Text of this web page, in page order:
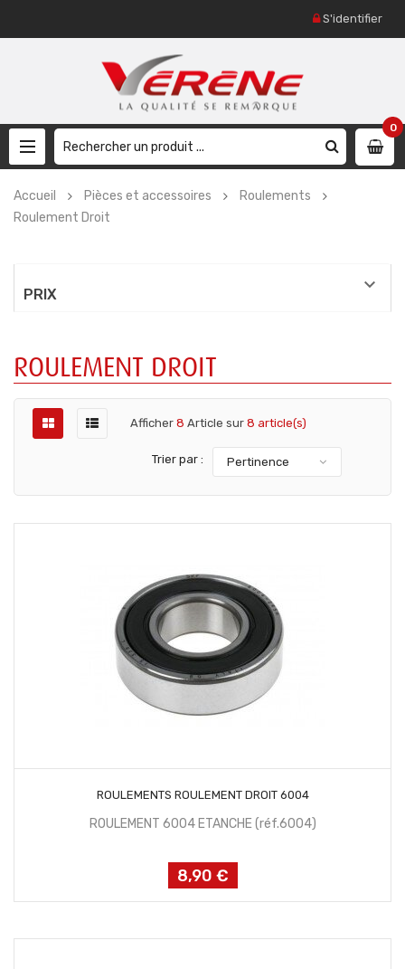
S'identifier
0
Accueil Pièces et accessoires
Roulements
Roulement Droit
PRIX 
ROULEMENT DROIT
Afficher 8 Article sur 8 article(s)
Trier par : Pertinence
ROULEMENTS ROULEMENT DROIT 6004
ROULEMENT 6004 ETANCHE (réf.6004)
Prix
8,90 €